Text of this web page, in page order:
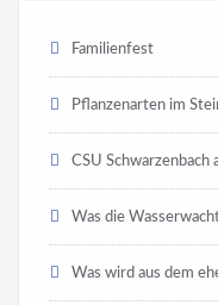
Familienfest
Pflanzenarten im
CSU Schwarzenbach
Was die
Was wird aus dem